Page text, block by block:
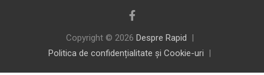
Copyright © 2026 Despre Rapid
Politica de confidențialitate și Cookie-uri